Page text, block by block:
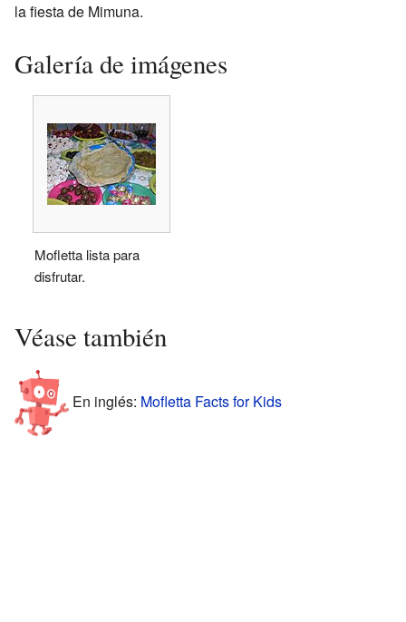
la fiesta de Mimuna.
Galería de imágenes
Mofletta lista para
disfrutar.
Véase también
En inglés: Mofletta Facts for Kids